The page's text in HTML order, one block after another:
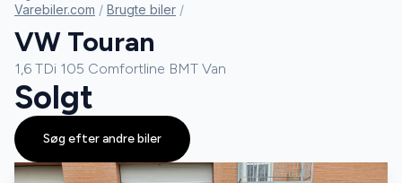
Varebiler.com / Brugte biler /
VW Touran
1,6 TDi 105 Comfortline BMT Van
Solgt
Søg efter andre biler